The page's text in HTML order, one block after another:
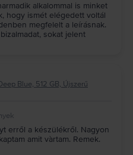
alkalommal is minket
hogy ismét elégedett voltál
megfelelt a leírásnak.
sokat jelent
Blue, 512 GB, Újszerű
erről a készülékről. Nagyon
amit vàrtam. Remek.